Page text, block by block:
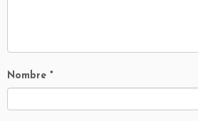
Nombre *